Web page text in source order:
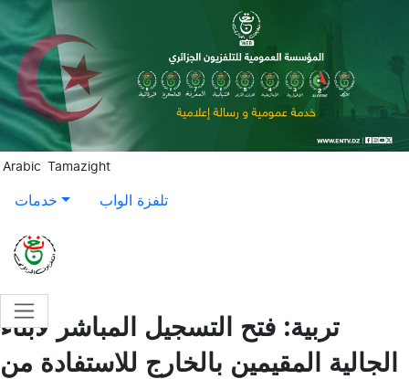
Aller au contenu principal
Arabic Tamazight
خدمات تلفزة الواب
تربية: فتح التسجيل المباشر لأبناء
الجالية المقيمين بالخارج للاستفادة من